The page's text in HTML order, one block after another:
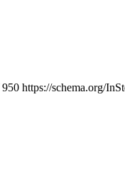
950 https://schema.org/